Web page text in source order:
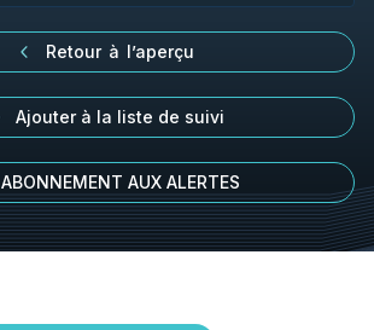
Retour à l’aperçu
Ajouter à la liste de suivi
ABONNEMENT AUX ALERTES